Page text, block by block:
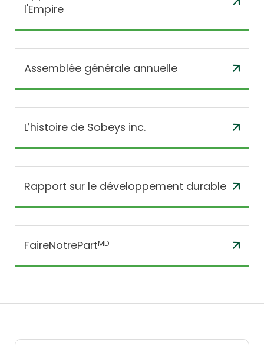
l'Empire
Assemblée générale annuelle
L’histoire de Sobeys inc.
Rapport sur le développement durable
FaireNotrePartMD